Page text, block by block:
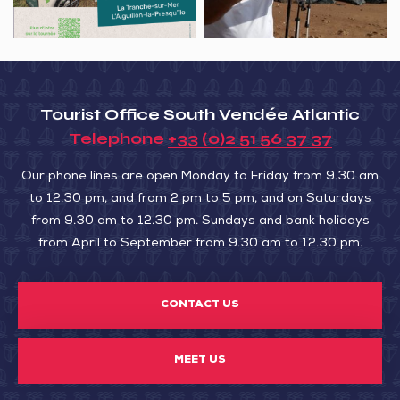
FISHING
Tourist Office South Vendée Atlantic
Telephone +33 (0)2 51 56 37 37
Our phone lines are open Monday to Friday from 9.30 am
to 12.30 pm, and from 2 pm to 5 pm, and on Saturdays
from 9.30 am to 12.30 pm. Sundays and bank holidays
from April to September from 9.30 am to 12.30 pm.
CONTACT US
MEET US